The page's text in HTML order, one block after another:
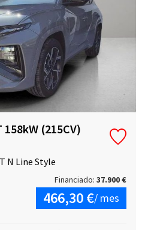
(215CV)
N Line Style
Financiado: 37.900 €
466,30 €/ mes